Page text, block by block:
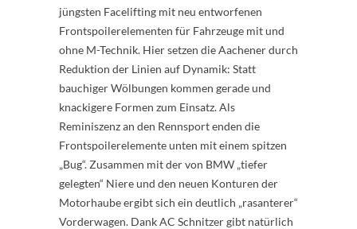
jüngsten Facelifting mit neu entworfenen
Frontspoilerelementen für Fahrzeuge mit und
ohne M-Technik. Hier setzen die Aachener durch
Reduktion der Linien auf Dynamik: Statt
bauchiger Wölbungen kommen gerade und
knackigere Formen zum Einsatz. Als
Reminiszenz an den Rennsport enden die
Frontspoilerelemente unten mit einem spitzen
„Bug“. Zusammen mit der von BMW „tiefer
gelegten“ Niere und den neuen Konturen der
Motorhaube ergibt sich ein deutlich „rasanterer“
Vorderwagen. Dank AC Schnitzer gibt natürlich